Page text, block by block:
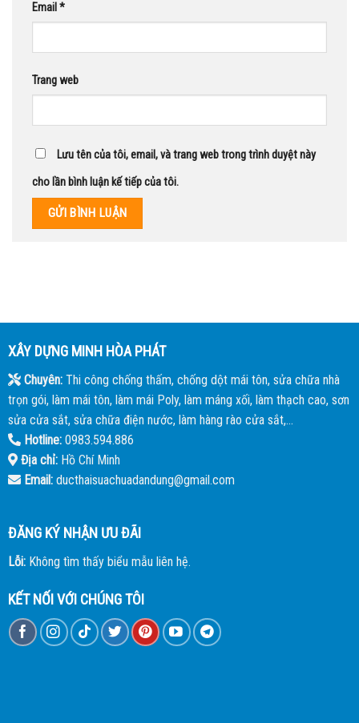
Email *
Trang web
Lưu tên của tôi, email, và trang web trong trình duyệt này
cho lần bình luận kế tiếp của tôi.
XÂY DỰNG MINH HÒA PHÁT
Chuyên:Thi công chống thấm, chống dột mái tôn, sửa chữa nhà
trọn gói, làm mái tôn, làm mái Poly, làm máng xối, làm thạch cao, sơn
sửa cửa sắt, sửa chữa điện nước, làm hàng rào cửa sắt,...
Hotline:0983.594.886
Địa chỉ:Hồ Chí Minh
Email:ducthaisuachuadandung@gmail.com
ĐĂNG KÝ NHẬN ƯU ĐÃI
Lỗi:Không tìm thấy biểu mẫu liên hệ.
KẾT NỐI VỚI CHÚNG TÔI